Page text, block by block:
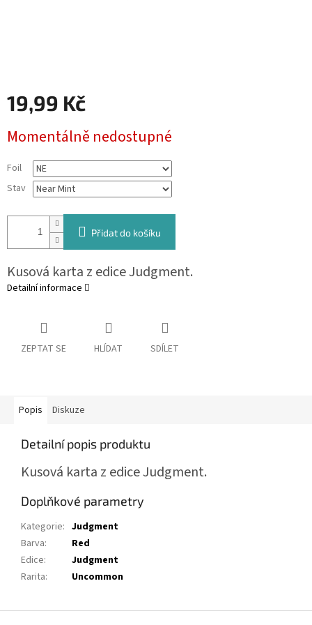
19,99 Kč
cena:
Momentálně nedostupné
Foil
Stav
Přidat do košíku
Kusová karta z edice Judgment.
Detailní informace
ZEPTAT SE HLÍDAT SDÍLET
Popis Diskuze
Detailní popis produktu
Kusová karta z edice Judgment.
Doplňkové parametry
Kategorie: Judgment
Barva:
Red
Edice:
Judgment
Rarita: Uncommon